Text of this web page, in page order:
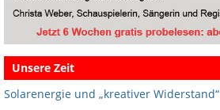
Unsere Zeit
Solarenergie und „kreativer Widerstand“